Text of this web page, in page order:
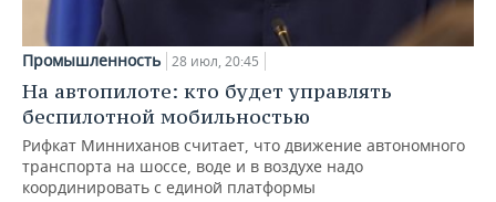
Промышленность 28 июл, 20:45
На автопилоте: кто будет управлять
беспилотной мобильностью
Рифкат Минниханов считает, что движение автономного
транспорта на шоссе, воде и в воздухе надо
координировать с единой платформы